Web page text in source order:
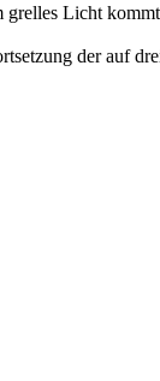
grelles Licht
der auf